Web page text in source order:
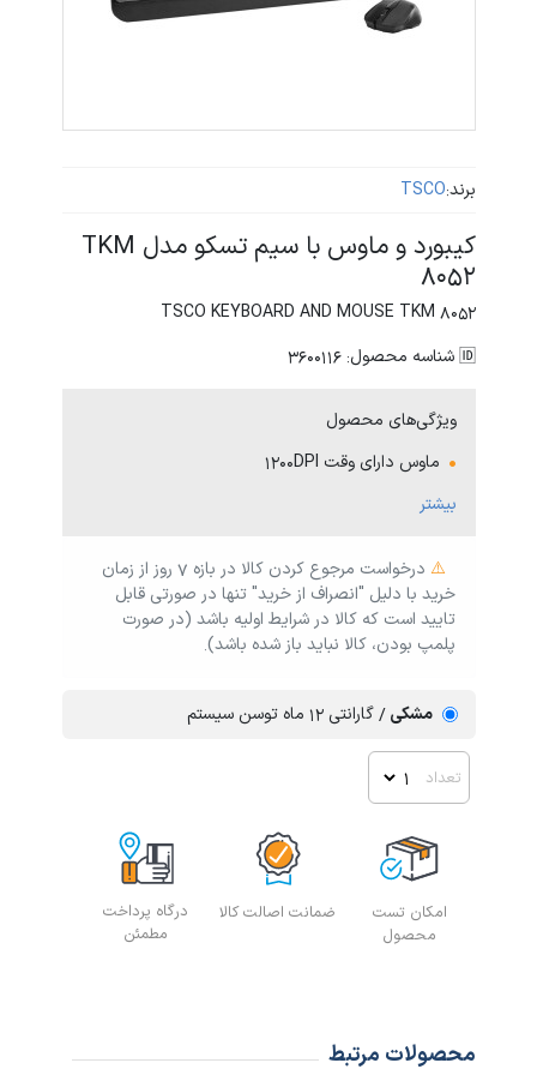
برند:TSCO
کیبورد و ماوس با سیم تسکو مدل TKM
8052
TSCO KEYBOARD AND MOUSE TKM 8052
🆔 شناسه محصول: 3600116
ویژگی‌های محصول
ماوس دارای وقت 1200DPI
بیشتر
⚠️
درخواست مرجوع کردن کالا در بازه ۷ روز از زمان
خرید با دلیل "انصراف از خرید" تنها در صورتی قابل
تایید است که کالا در شرایط اولیه باشد (در صورت
پلمپ بودن، کالا نباید باز شده باشد).
مشکی گارانتی ۱۲ ماه توسن سیستم
تعداد
امکان تست
محصول
ضمانت اصالت کالا
درگاه پرداخت
مطمئن
محصولات مرتبط